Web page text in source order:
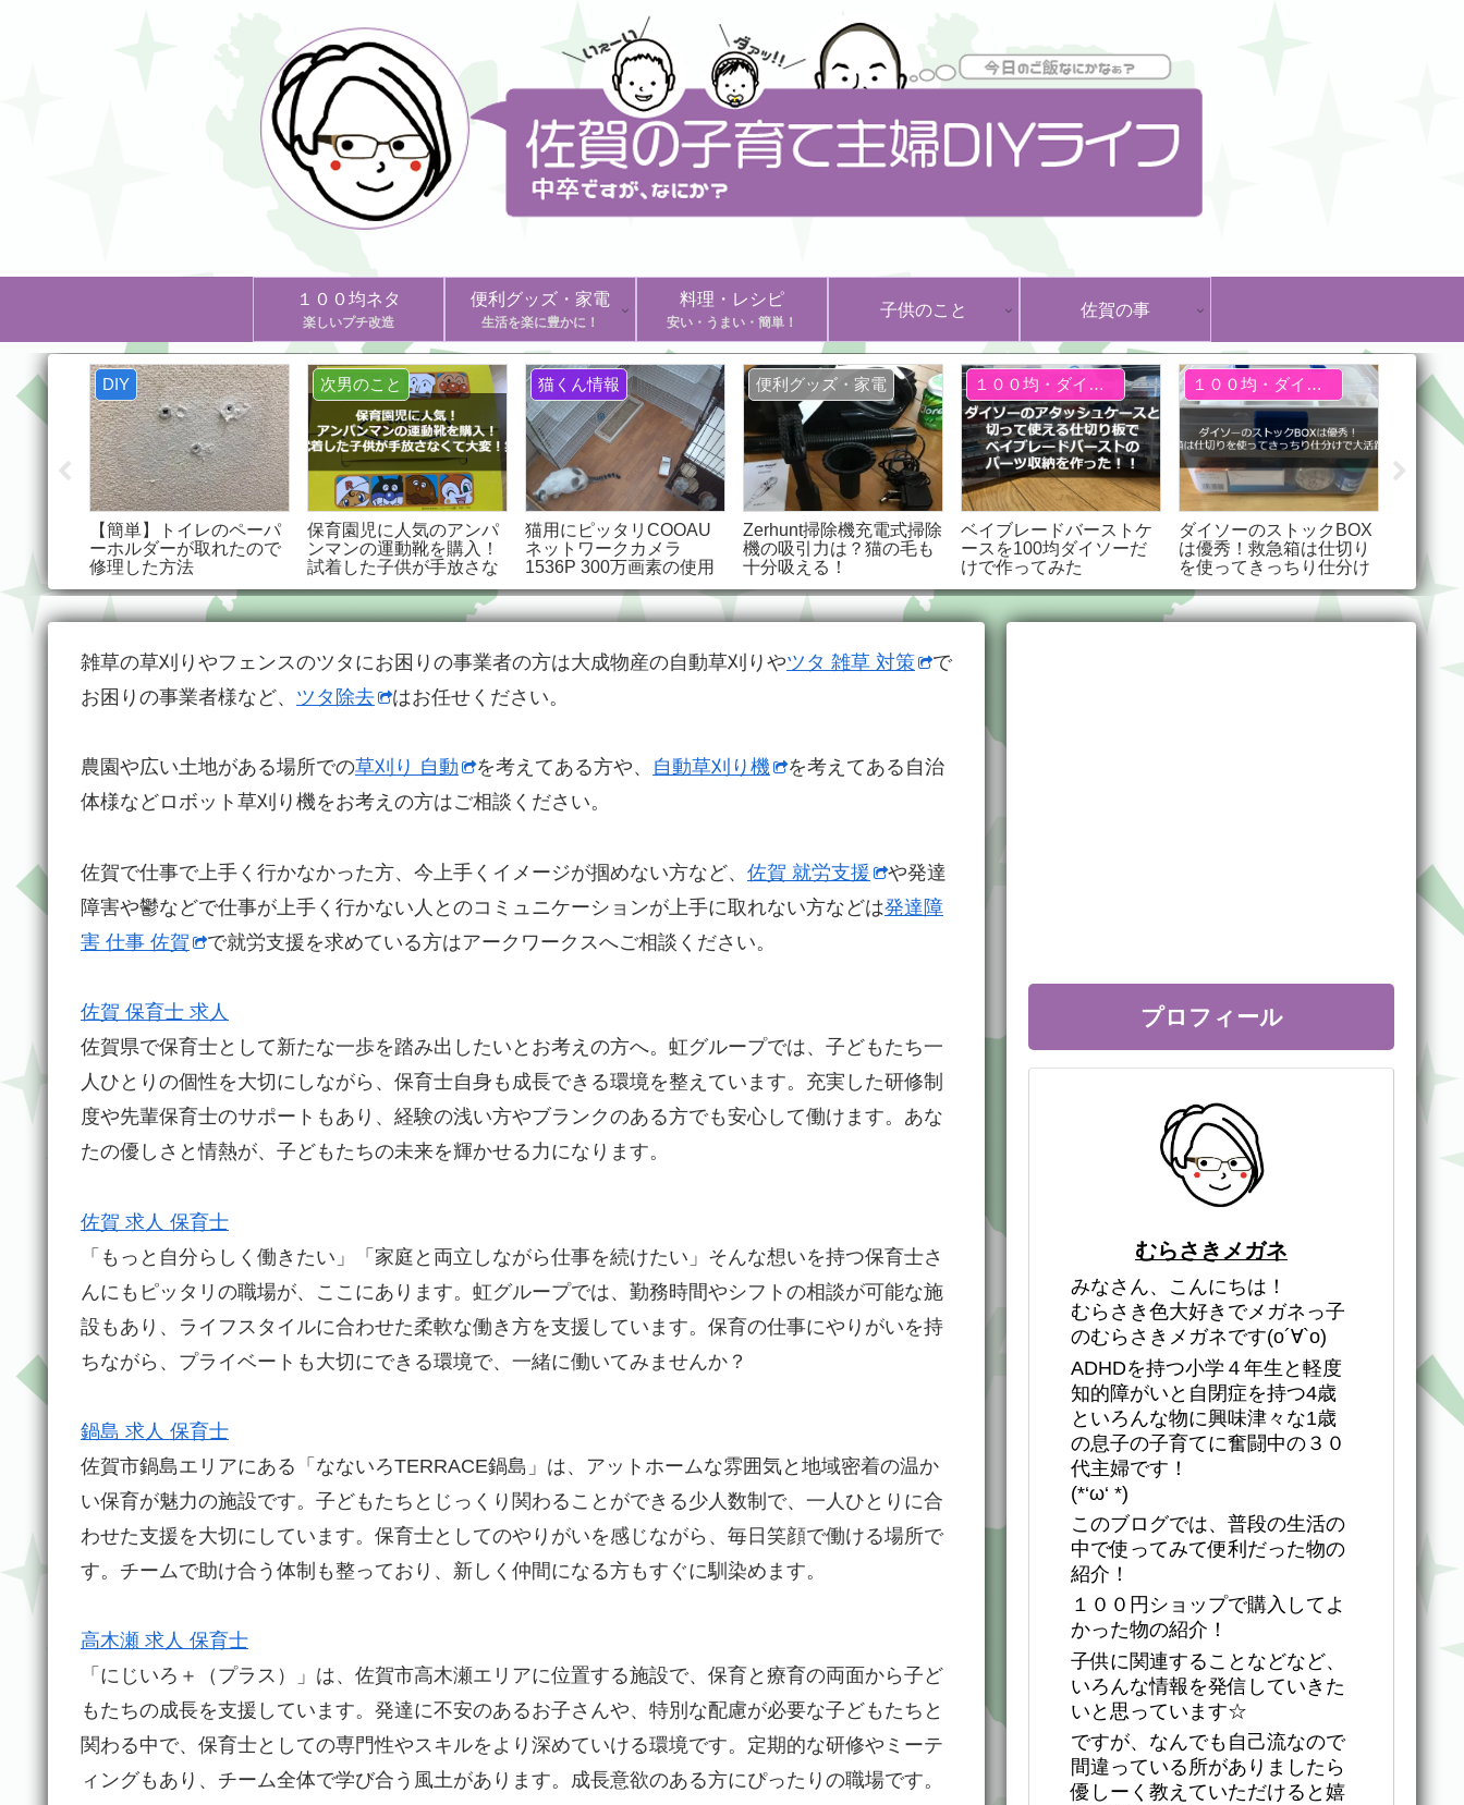
１００均ネタ
楽しいプチ改造
便利グッズ・家電
生活を楽に豊かに！
料理・レシピ
安い・うまい・簡単！
子供のこと 佐賀の事
ドも出
DIY
【簡単】トイレのペーパ
ーホルダーが取れたので
修理した方法
次男のこと
保育園児に人気のアンパ
ンマンの運動靴を購入！
試着した子供が手放さな
くて大変！笑
猫くん情報
猫用にピッタリCOOAU
ネットワークカメラ
1536P 300万画素の使用
感やレビュー
便利グッズ・家電
Zerhunt掃除機充電式掃除
機の吸引力は？猫の毛も
十分吸える！
１００均・ダイソー
ベイブレードバーストケ
ースを100均ダイソーだ
けで作ってみた
１００均・ダイソー
ダイソーのストックBOX
は優秀！救急箱は仕切り
を使ってきっちり仕分け
で大活躍！！
味料も
でスッ
雑草の草刈りやフェンスのツタにお困りの事業者の方は大成物産の自動草刈りやツタ 雑草 対策
で
お困りの事業者様など、 ツタ除去 はお任せください。
農園や広い土地がある場所での草刈り 自動 を考えてある方や、 自動草刈り機
を考えてある自治
体様などロボット草刈り機をお考えの方はご相談ください。
佐賀で仕事で上手く行かなかった方、今上手くイメージが掴めない方など、 佐賀 就労支援
や発達
障害や鬱などで仕事が上手く行かない人とのコミュニケーションが上手に取れない方などは発達障
害 仕事 佐賀
で就労支援を求めている方はアークワークスへご相談ください。
佐賀 保育士 求人
佐賀県で保育士として新たな一歩を踏み出したいとお考えの方へ。虹グループでは、子どもたち一
人ひとりの個性を大切にしながら、保育士自身も成長できる環境を整えています。充実した研修制
度や先輩保育士のサポートもあり、経験の浅い方やブランクのある方でも安心して働けます。あな
たの優しさと情熱が、子どもたちの未来を輝かせる力になります。
佐賀 求人 保育士
「もっと自分らしく働きたい」「家庭と両立しながら仕事を続けたい」そんな想いを持つ保育士さ
んにもピッタリの職場が、ここにあります。虹グループでは、勤務時間やシフトの相談が可能な施
設もあり、ライフスタイルに合わせた柔軟な働き方を支援しています。保育の仕事にやりがいを持
ちながら、プライベートも大切にできる環境で、一緒に働いてみませんか？
鍋島 求人 保育士
佐賀市鍋島エリアにある「なないろTERRACE鍋島」は、アットホームな雰囲気と地域密着の温か
い保育が魅力の施設です。子どもたちとじっくり関わることができる少人数制で、一人ひとりに合
わせた支援を大切にしています。保育士としてのやりがいを感じながら、毎日笑顔で働ける場所で
す。チームで助け合う体制も整っており、新しく仲間になる方もすぐに馴染めます。
高木瀬 求人 保育士
「にじいろ＋（プラス）」は、佐賀市高木瀬エリアに位置する施設で、保育と療育の両面から子ど
もたちの成長を支援しています。発達に不安のあるお子さんや、特別な配慮が必要な子どもたちと
関わる中で、保育士としての専門性やスキルをより深めていける環境です。定期的な研修やミーテ
ィングもあり、チーム全体で学び合う風土があります。成長意欲のある方にぴったりの職場です。
プロフィール
むらさきメガネ
みなさん、こんにちは！
むらさき色大好きでメガネっ子
のむらさきメガネです(о´∀`о)
ADHDを持つ小学４年生と軽度
知的障がいと自閉症を持つ4歳
といろんな物に興味津々な1歳
の息子の子育てに奮闘中の３０
代主婦です！
(*‘ω‘ *)
このブログでは、普段の生活の
中で使ってみて便利だった物の
紹介！
１００円ショップで購入してよ
かった物の紹介！
子供に関連することなどなど、
いろんな情報を発信していきた
いと思っています☆
ですが、なんでも自己流なので
間違っている所がありましたら
優しーく教えていただけると嬉